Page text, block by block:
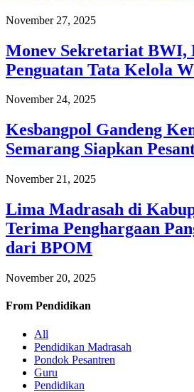
November 27, 2025
Monev Sekretariat BWI,
Penguatan Tata Kelola
November 24, 2025
Kesbangpol Gandeng
Semarang Siapkan
November 21, 2025
Lima Madrasah di
Terima Penghargaan
dari BPOM
November 20, 2025
From Pendidikan
All
Pendidikan Madrasah
Pondok Pesantren
Guru
Pendidikan